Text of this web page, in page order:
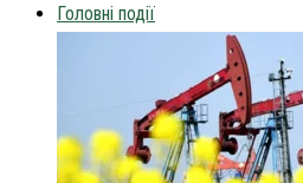
Головні події